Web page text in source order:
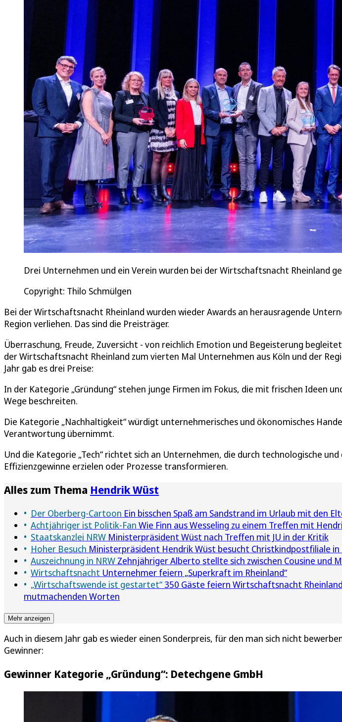
Drei Unternehmen und ein Verein wurden bei der Wirtschaftsnacht Rheinland
Copyright: Thilo Schmülgen
Bei der Wirtschaftsnacht Rheinland wurden wieder Awards an herausragende
Region verliehen. Das sind die Preisträger.
Überraschung, Freude, Zuversicht - von reichlich Emotion und Begeisterung
der Wirtschaftsnacht Rheinland zum vierten Mal Unternehmen aus Köln und der
Jahr gab es drei Preise:
In der Kategorie „Gründung“ stehen junge Firmen im Fokus, die mit frischen Ideen
Wege beschreiten.
Die Kategorie „Nachhaltigkeit“ würdigt unternehmerisches und ökonomisches
Verantwortung übernimmt.
Und die Kategorie „Tech“ richtet sich an Unternehmen, die durch technologische
Effizienzgewinne erzielen oder Prozesse transformieren.
Alles zum Thema Hendrik Wüst
Der Oberberg-Cartoon Ein bisschen Spaß am Sandstrand im Urlaub mit den
Achtjähriger ist Politik-Fan Wie Finn aus Wesseling zu einem Treffen mit
Staatskanzlei NRW Ministerpräsident Wüst nach Treffen mit JU in der Kritik
Hoher Besuch Ministerpräsident Hendrik Wüst besucht Christkindpostfiliale in
Auszeichnung in NRW Zehnjähriger Alberto stellte sich zwischen Cousine und
Wirtschaftsnacht Unternehmer feiern „Superkraft im Rheinland“
„Wirtschaftswende ist gestartet“ 350 Gäste feiern Wirtschaftsnacht
mutmachenden Worten
Mehr anzeigen
Auch in diesem Jahr gab es wieder einen Sonderpreis, für den man sich nicht
Gewinner:
Gewinner Kategorie „Gründung“: Detechgene GmbH